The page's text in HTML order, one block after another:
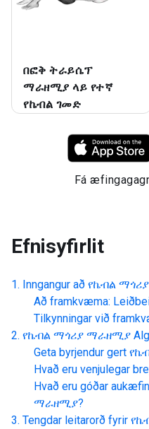
በፎቅ ትራይሴፕ
ማራዘሚያ ላይ የተኛ
የኬብል ገመድ
Fá
Efnisyfirlit
Inngangur að የኬብል
Að framkvæma:
Tilkynningar við
የኬብል ማጎሪያ ማራዘሚያ
Geta byrjendur gert
Hvað eru venjulegar
Hvað eru góðar
ማራዘሚያ?
Tengdar leitarorð fyrir